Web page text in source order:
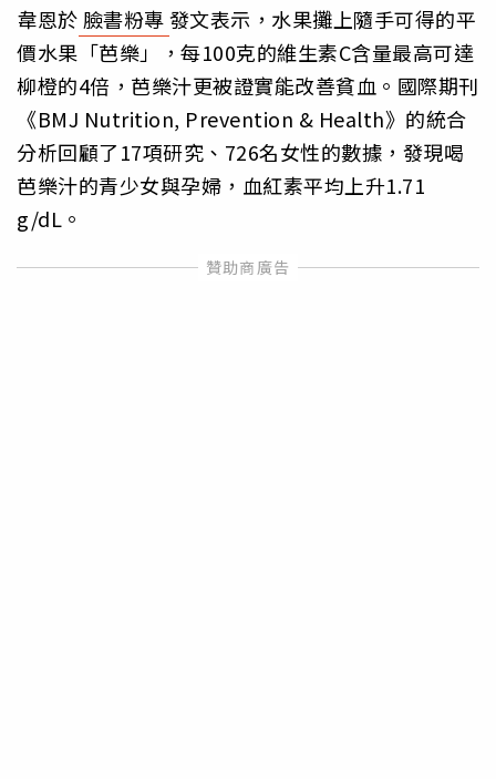
韋恩於 臉書粉專發文表示，水果攤上隨手可得的平
價水果「芭樂」，每100克的維生素C含量最高可達
柳橙的4倍，芭樂汁更被證實能改善貧血。國際期刊
《BMJ Nutrition, Prevention & Health》的統合
分析回顧了17項研究、726名女性的數據，發現喝
芭樂汁的青少女與孕婦，血紅素平均上升1.71
g/dL。